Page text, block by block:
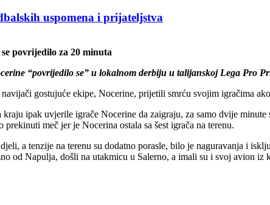
uspomena i prijateljstva
povrijedilo za 20 minuta
“povrijedilo se” u lokalnom derbiju u talijanskoj Lega Pro
gostujuće ekipe, Nocerine, prijetili smrću svojim igračima
kraju ipak uvjerile igrače Nocerine da zaigraju, za samo dvije
prekinuti meč jer je Nocerina ostala sa šest igrača na terenu.
a tenzije na terenu su dodatno porasle, bilo je naguravanja i
od Napulja, došli na utakmicu u Salerno, a imali su i svoj avion iz